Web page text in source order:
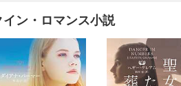
ン・ロマンス小説